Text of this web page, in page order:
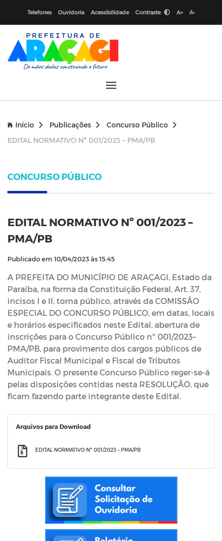
Telefones Ouvidoria Acessibilidade Contraste A+ A-
Início Publicações
Concurso Público
EDITAL NORMATIVO Nº 001/2023 – PMA/PB
CONCURSO PÚBLICO
EDITAL NORMATIVO Nº 001/2023 –
PMA/PB
Publicado em 10/04/2023 às 15:45
A PREFEITA DO MUNICÍPIO DE ARAÇAGI, Estado da
Paraíba, na forma da Constituição Federal, Art. 37,
incisos I e II, torna público, através da COMISSÃO
ESPECIAL DO CONCURSO PÚBLICO, em datas, locais
e horários especificados neste Edital, abertura de
inscrições para o Concurso Público nº 001/2023–
PMA/PB, para provimento dos cargos públicos de
Auditor Fiscal Municipal e Fiscal de Tributos
Municipais. O presente Concurso Público reger-se-á
pelas disposições contidas nesta RESOLUÇÃO, que
ficam fazendo parte integrante deste Edital.
Arquivos para Download
EDITAL NORMATIVO Nº 001/2023 – PMA/PB